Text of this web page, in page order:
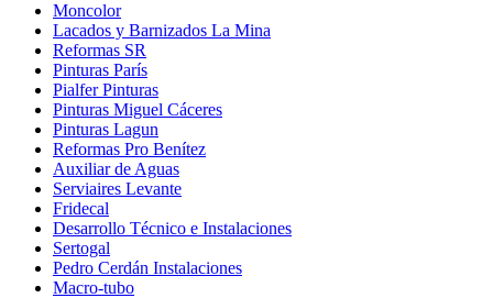
Moncolor
Lacados y Barnizados La Mina
Reformas SR
Pinturas París
Pialfer Pinturas
Pinturas Miguel Cáceres
Pinturas Lagun
Reformas Pro Benítez
Auxiliar de Aguas
Serviaires Levante
Fridecal
Desarrollo Técnico e Instalaciones
Sertogal
Pedro Cerdán Instalaciones
Macro-tubo